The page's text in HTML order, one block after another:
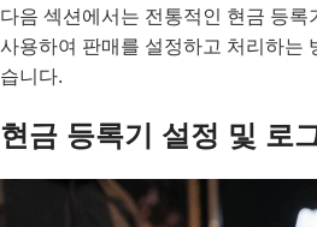
다음 섹션에서는 전통적인 현금 등록
사용하여 판매를 설정하고 처리하는
습니다.
현금 등록기 설정 및 로